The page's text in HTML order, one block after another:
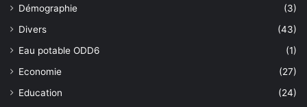
Démographie
(3)
Divers
(43)
Eau potable ODD6
(1)
Economie
(27)
Education
(24)